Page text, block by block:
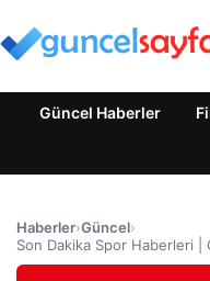
Güncel Haberler
Haberler›Güncel›
Son Dakika Spor Haberleri |